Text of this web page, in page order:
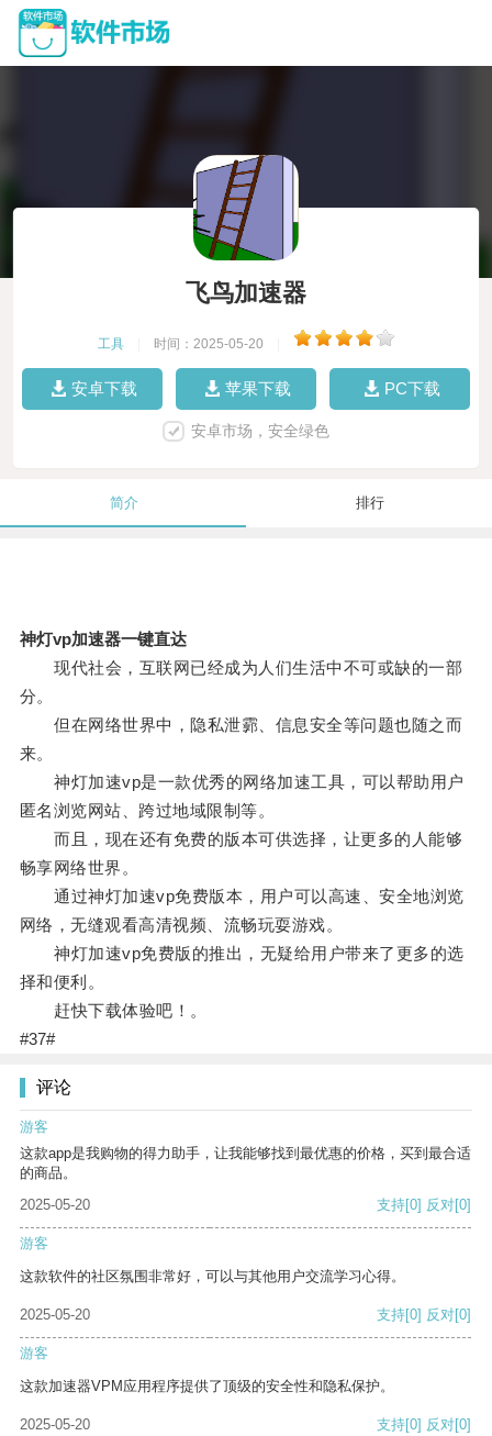
飞鸟加速器
工具 时间：2025-05-20
安卓下载 苹果下载 PC下载
安卓市场，安全绿色
简介 排行
神灯vp加速器一键直达
现代社会，互联网已经成为人们生活中不可或缺的一部
分。
但在网络世界中，隐私泄霩、信息安全等问题也随之而
来。
神灯加速vp是一款优秀的网络加速工具，可以帮助用户
匿名浏览网站、跨过地域限制等。
而且，现在还有免费的版本可供选择，让更多的人能够
畅享网络世界。
通过神灯加速vp免费版本，用户可以高速、安全地浏览
网络，无缝观看高清视频、流畅玩耍游戏。
神灯加速vp免费版的推出，无疑给用户带来了更多的选
择和便利。
赶快下载体验吧！。
#37#
评论
游客
这款app是我购物的得力助手，让我能够找到最优惠的价格，买到最合适
的商品。
2025-05-20
支持[0] 反对[0]
游客
这款软件的社区氛围非常好，可以与其他用户交流学习心得。
2025-05-20 支持[0] 反对[0]
游客
这款加速器VPM应用程序提供了顶级的安全性和隐私保护。
2025-05-20 支持[0] 反对[0]